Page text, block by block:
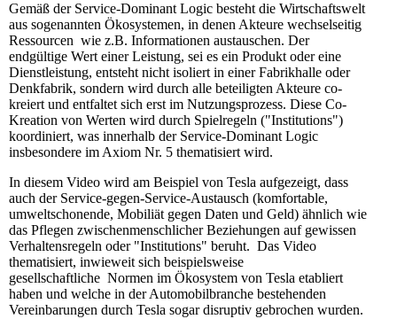
Gemäß der Service-Dominant Logic besteht die Wirtschaftswelt
aus sogenannten Ökosystemen, in denen Akteure wechselseitig
Ressourcen wie z.B. Informationen austauschen. Der
endgültige Wert einer Leistung, sei es ein Produkt oder eine
Dienstleistung, entsteht nicht isoliert in einer Fabrikhalle oder
Denkfabrik, sondern wird durch alle beteiligten Akteure co-
kreiert und entfaltet sich erst im Nutzungsprozess. Diese Co-
Kreation von Werten wird durch Spielregeln ("Institutions")
koordiniert, was innerhalb der Service-Dominant Logic
insbesondere im Axiom Nr. 5 thematisiert wird.
In diesem Video wird am Beispiel von Tesla aufgezeigt, dass
auch der Service-gegen-Service-Austausch (komfortable,
umweltschonende, Mobiliät gegen Daten und Geld) ähnlich wie
das Pflegen zwischenmenschlicher Beziehungen auf gewissen
Verhaltensregeln oder "Institutions" beruht. Das Video
thematisiert, inwieweit sich beispielsweise
gesellschaftliche Normen im Ökosystem von Tesla etabliert
haben und welche in der Automobilbranche bestehenden
Vereinbarungen durch Tesla sogar disruptiv gebrochen wurden.